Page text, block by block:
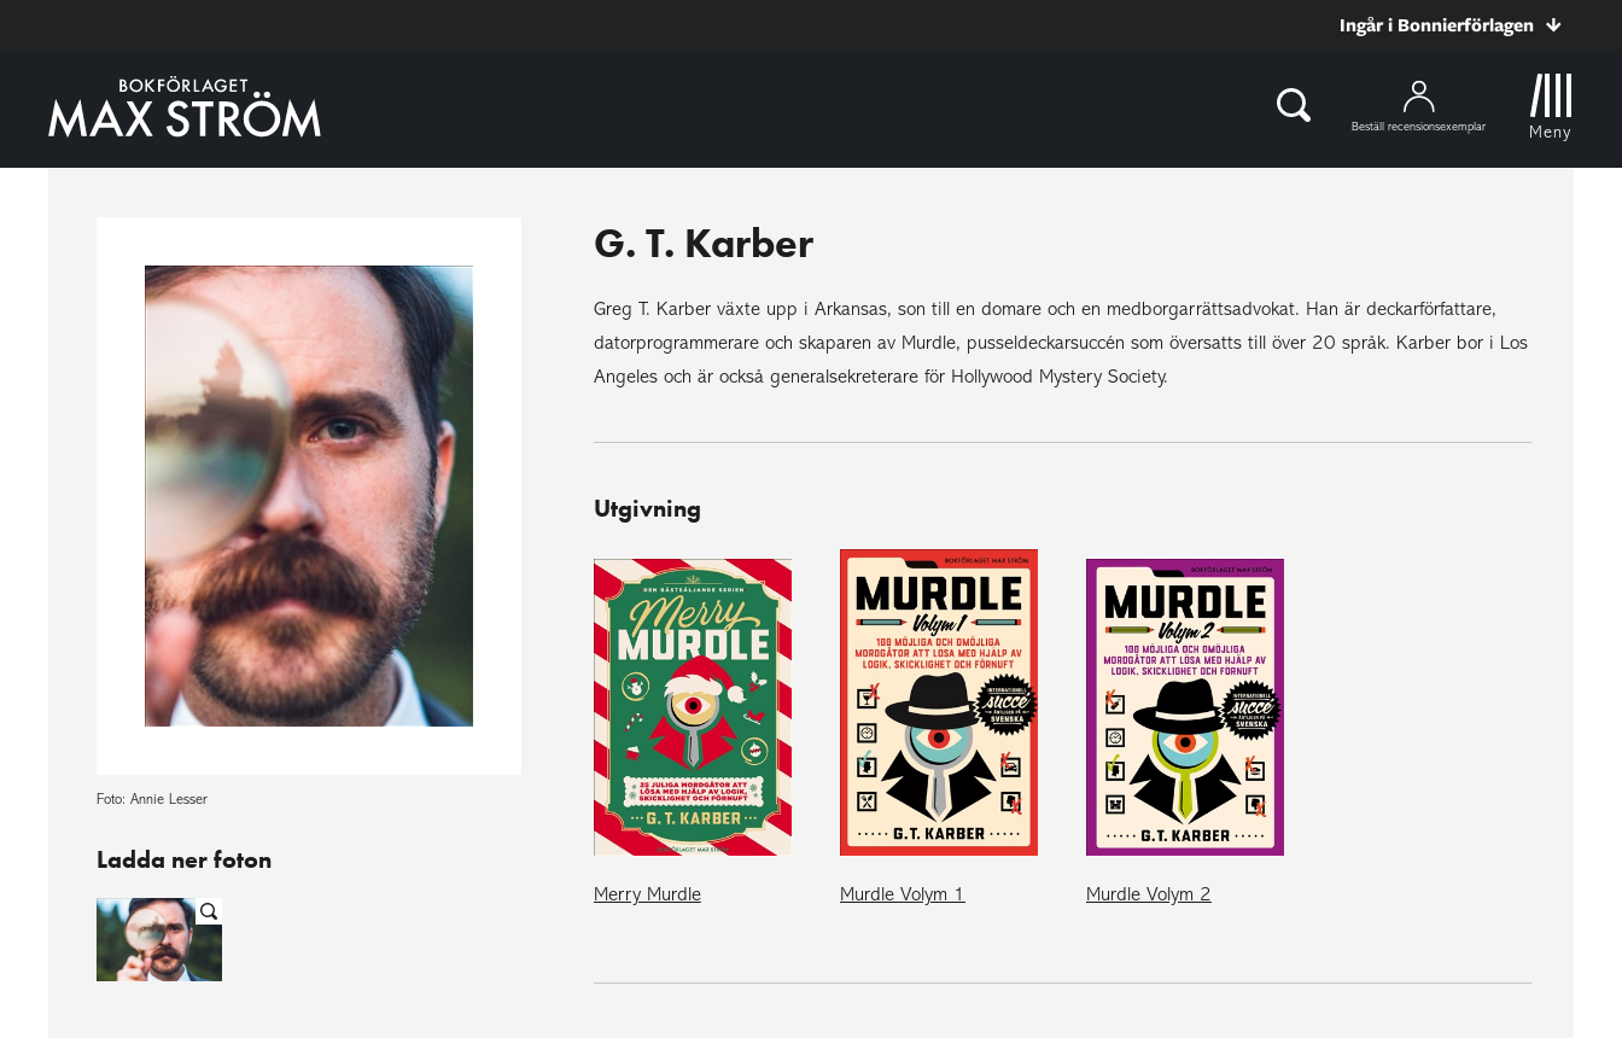
Ingår i Bonnierförlagen
Beställ recensionsexemplar Meny
Foto: Annie Lesser
Ladda ner foton
G. T. Karber
Greg T. Karber växte upp i Arkansas, son till en domare och en medborgarrättsadvokat. Han är deckarförfattare,
datorprogrammerare och skaparen av Murdle, pusseldeckarsuccén som översatts till över 20 språk. Karber bor i Los
Angeles och är också generalsekreterare för Hollywood Mystery Society.
Utgivning
Merry Murdle Murdle Volym 1 Murdle Volym 2